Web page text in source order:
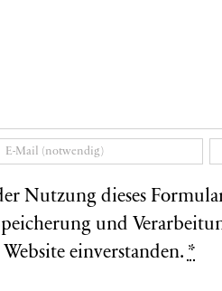
Nutzung dieses
und
Website einverstanden. *